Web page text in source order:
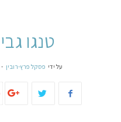
טנגו
על ידי פסקל פרץ-רובין -